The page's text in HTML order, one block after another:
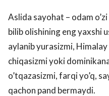
Aslida sayohat – odam
bilib olishining eng yaxshi
aylanib yurasizmi,
chiqasizmi yoki
o’tqazasizmi, farqi yo’q,
qachon pand bermaydi.